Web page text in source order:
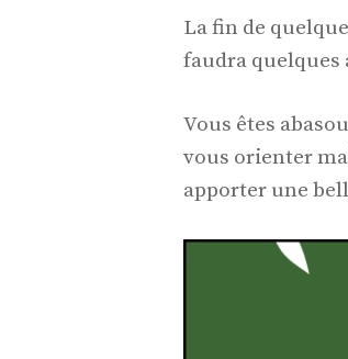
La fin de
faudra quelques
Vous êtes
vous orienter
apporter une